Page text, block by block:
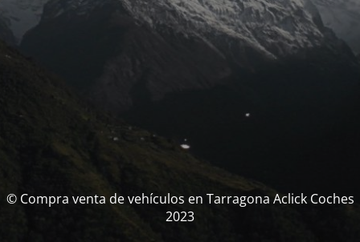
© Compra venta de vehículos en Tarragona Aclick Coches
2023